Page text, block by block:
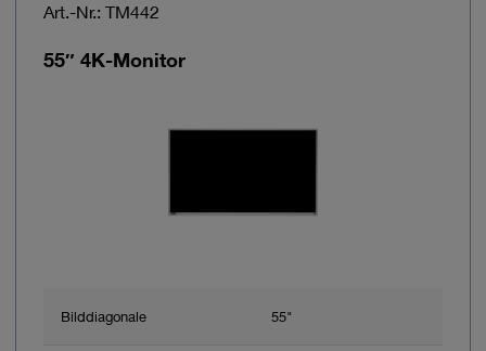
Art.-Nr.: TM442
55″ 4K-Monitor
Bilddiagonale 55"